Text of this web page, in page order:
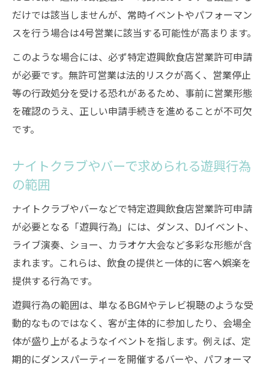
だけでは該当しませんが、常時イベントやパフォーマン
スを行う場合は4号営業に該当する可能性が高まります。
このような場合には、必ず特定遊興飲食店営業許可申請
が必要です。無許可営業は法的リスクが高く、営業停止
等の行政処分を受ける恐れがあるため、事前に営業形態
を確認のうえ、正しい申請手続きを進めることが不可欠
です。
ナイトクラブやバーで求められる遊興行為
の範囲
ナイトクラブやバーなどで特定遊興飲食店営業許可申請
が必要となる「遊興行為」には、ダンス、DJイベント、
ライブ演奏、ショー、カラオケ大会など多彩な形態が含
まれます。これらは、飲食の提供と一体的に客へ娯楽を
提供する行為です。
遊興行為の範囲は、単なるBGMやテレビ視聴のような受
動的なものではなく、客が主体的に参加したり、会場全
体が盛り上がるようなイベントを指します。例えば、定
期的にダンスパーティーを開催するバーや、パフォーマ